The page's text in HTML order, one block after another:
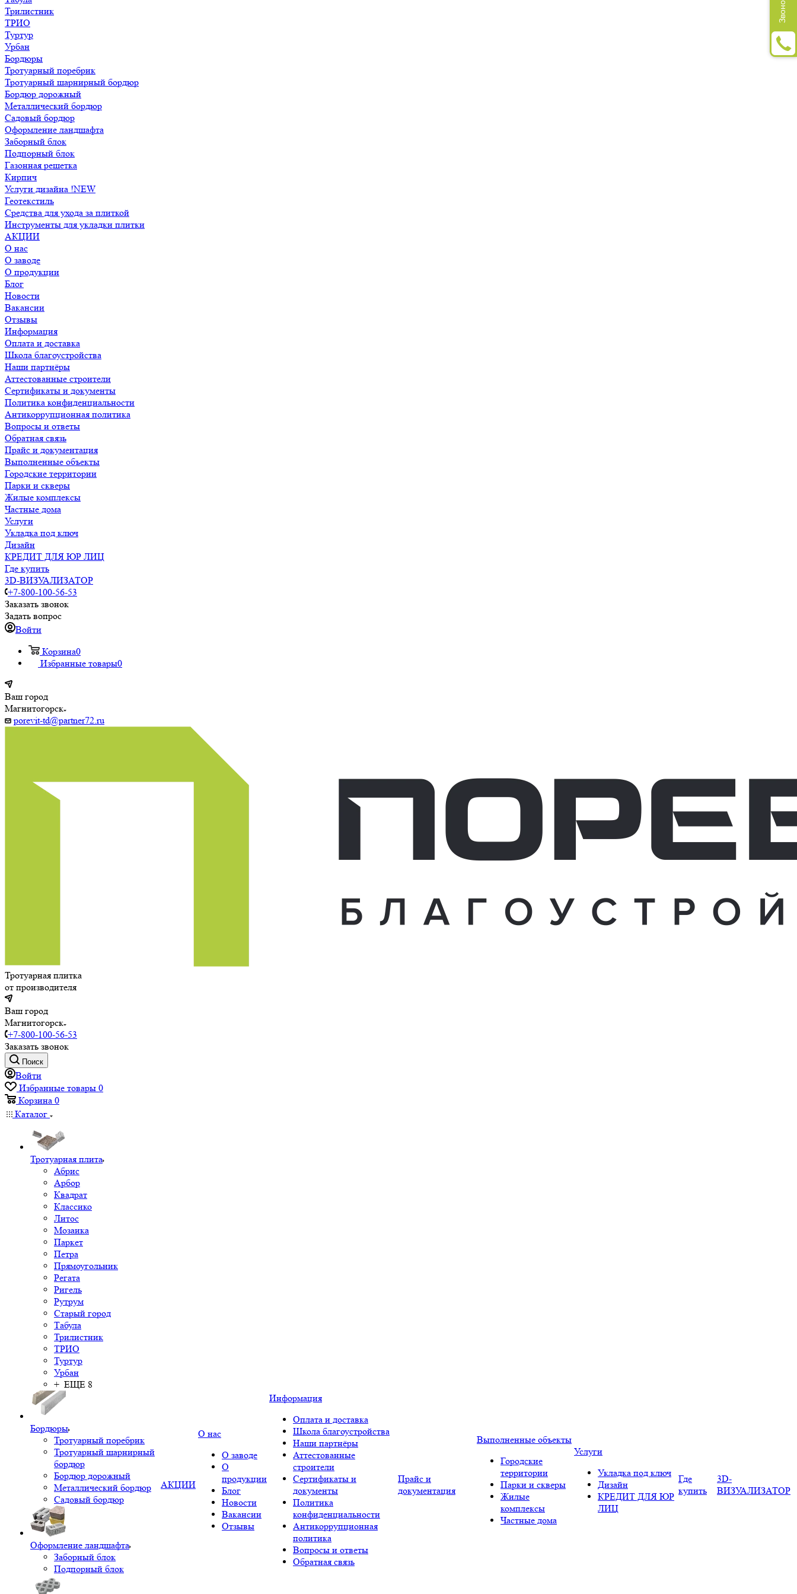
Трилистник
ТРИО
Туртур
Урбан
Бордюры
Тротуарный поребрик
Тротуарный шарнирный бордюр
Бордюр дорожный
Металлический бордюр
Садовый бордюр
Оформление ландшафта
Заборный блок
Подпорный блок
Газонная решетка
Кирпич
Услуги дизайна !NEW
Геотекстиль
Средства для ухода за плиткой
Инструменты для укладки плитки
АКЦИИ
О нас
О заводе
О продукции
Блог
Новости
Вакансии
Отзывы
Информация
Оплата и доставка
Школа благоустройства
Наши партнёры
Аттестованные строители
Сертификаты и документы
Политика конфиденциальности
Антикоррупционная политика
Вопросы и ответы
Обратная связь
Прайс и документация
Выполненные объекты
Городские территории
Парки и скверы
Жилые комплексы
Частные дома
Услуги
Укладка под ключ
Дизайн
КРЕДИТ ДЛЯ ЮР ЛИЦ
Где купить
3D-ВИЗУАЛИЗАТОР
+7-800-100-56-53
Заказать звонок
Задать вопрос
Войти
Корзина0
Избранные товары0
Ваш город
Магнитогорск
porevit-td@partner72.ru
Тротуарная плитка
от производителя
Ваш город
Магнитогорск
+7-800-100-56-53
Заказать звонок
Поиск
Войти
Избранные товары 0
Корзина 0
Каталог
Тротуарная плита
Абрис
Арбор
Квадрат
Классико
Литос
Мозаика
Паркет
Петра
Прямоугольник
Регата
Ригель
Рутрум
Старый город
Табула
Трилистник
ТРИО
Туртур
Урбан
+ ЕЩЕ 8
Бордюры
Тротуарный поребрик
Тротуарный шарнирный
бордюр
Бордюр дорожный
Металлический бордюр
Садовый бордюр
Оформление ландшафта
Заборный блок
Подпорный блок
АКЦИИ
О нас
О заводе
О
продукции
Блог
Новости
Вакансии
Отзывы
Информация
Оплата и доставка
Школа благоустройства
Наши партнёры
Аттестованные
строители
Сертификаты и
документы
Политика
конфиденциальности
Антикоррупционная
политика
Вопросы и ответы
Обратная связь
Прайс и
документация
Выполненные объекты
Городские
территории
Парки и скверы
Жилые
комплексы
Частные дома
Услуги
Укладка под ключ
Дизайн
КРЕДИТ ДЛЯ ЮР
ЛИЦ
Где
купить
3D-
ВИЗУАЛИЗАТОР